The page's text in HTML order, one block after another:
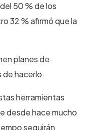
50 % de los
32 % afirmó que la
planes de
de hacerlo.
herramientas
desde hace mucho
seguirán